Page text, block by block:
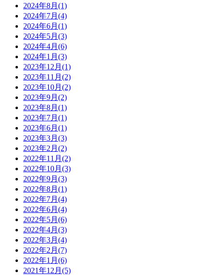
2024年8月 (1)
2024年7月 (4)
2024年6月 (1)
2024年5月 (3)
2024年4月 (6)
2024年1月 (3)
2023年12月 (1)
2023年11月 (2)
2023年10月 (2)
2023年9月 (2)
2023年8月 (1)
2023年7月 (1)
2023年6月 (1)
2023年3月 (3)
2023年2月 (2)
2022年11月 (2)
2022年10月 (3)
2022年9月 (3)
2022年8月 (1)
2022年7月 (4)
2022年6月 (4)
2022年5月 (6)
2022年4月 (3)
2022年3月 (4)
2022年2月 (7)
2022年1月 (6)
2021年12月 (5)